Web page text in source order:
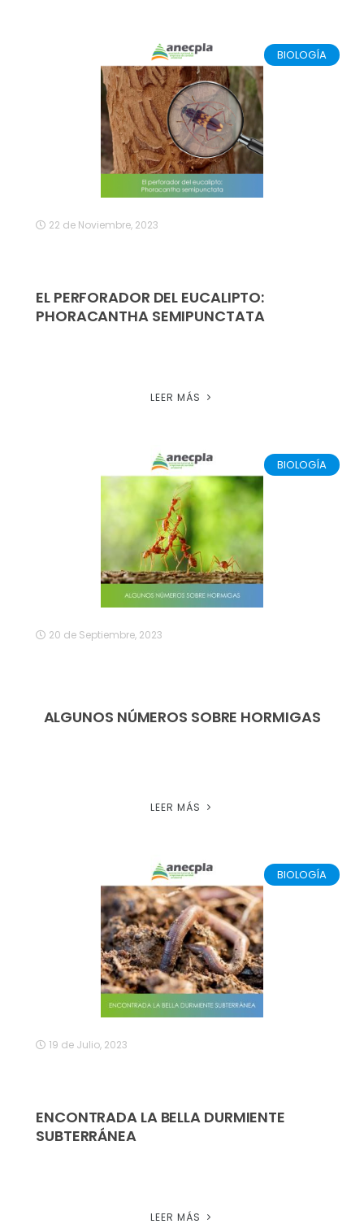
BIOLOGÍA
22 de Noviembre, 2023
EL PERFORADOR DEL EUCALIPTO:
PHORACANTHA SEMIPUNCTATA
LEER MÁS
BIOLOGÍA
20 de Septiembre, 2023
ALGUNOS NÚMEROS SOBRE HORMIGAS
LEER MÁS
BIOLOGÍA
19 de Julio, 2023
ENCONTRADA LA BELLA DURMIENTE
SUBTERRÁNEA
LEER MÁS